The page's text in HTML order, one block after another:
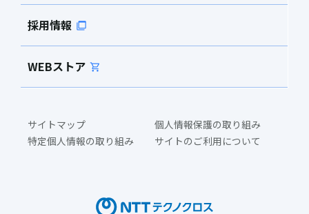
採用情報
WEBストア
サイトマップ
個人情報保護の取り組み
特定個人情報の取り組み
サイトのご利用について